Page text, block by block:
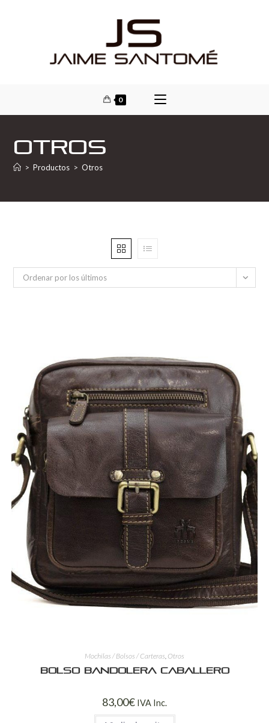
0
Otros
> Productos > Otros
Ordenar por los últimos
Mochilas / Bolsos / Carteras Otros
Bolso Bandolera Caballero
83,00€ IVA Inc.